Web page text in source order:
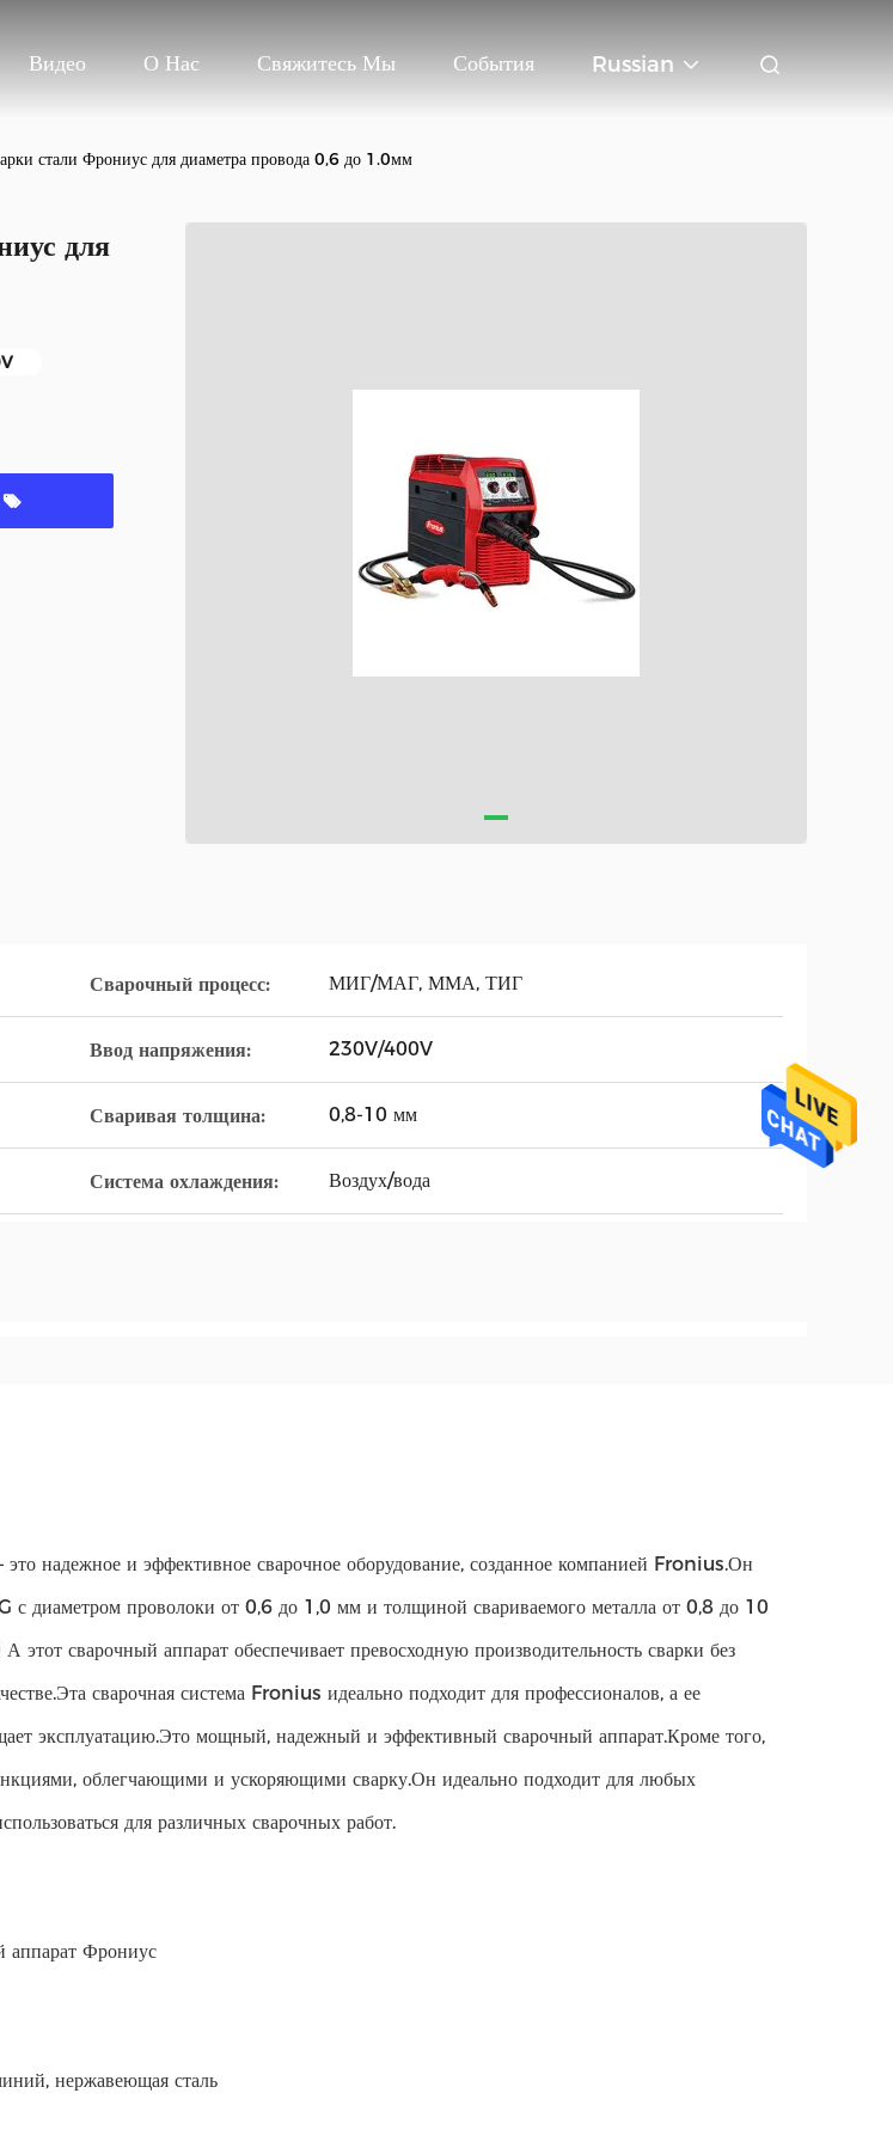
Видео О Нас Свяжитесь Мы События Russian
стали Фрониус для диаметра провода 0,6 до 1.0мм
для
Сварочный процесс: МИГ/МАГ, ММА, ТИГ
Ввод напряжения: 230V/400V
Сваривая толщина: 0,8-10 мм
Система охлаждения: Воздух/вода
надежное и эффективное сварочное оборудование, созданное компанией Fronius.Он
с диаметром проволоки от 0,6 до 1,0 мм и толщиной свариваемого металла от 0,8 до 10
сварочный аппарат обеспечивает превосходную производительность сварки без
сварочная система Fronius идеально подходит для профессионалов, а ее
эксплуатацию.Это мощный, надежный и эффективный сварочный аппарат.Кроме того,
облегчающими и ускоряющими сварку.Он идеально подходит для любых
для различных сварочных работ.
аппарат Фрониус
нержавеющая сталь